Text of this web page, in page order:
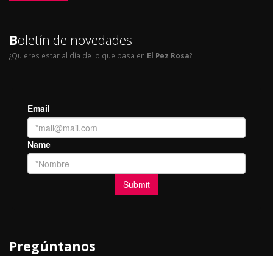
Boletín de novedades
¿Quieres estar al día de lo que pasa en El Pez Rosa?
Pregúntanos